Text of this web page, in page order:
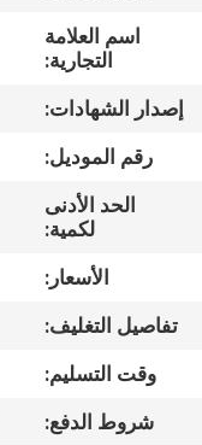
معلومات
جولة
مراقبة
الجودة
اتصل
اسم العلامة
التجارية:
إصدار الشهادات:
رقم الموديل:
الحد الأدنى
لكمية:
الأسعار:
تفاصيل التغليف:
وقت التسليم:
شروط الدفع: